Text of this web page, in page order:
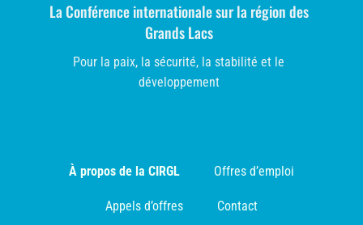
La Conférence internationale sur la région des
Grands Lacs
Pour la paix, la sécurité, la stabilité et le
développement
À propos de la CIRGL Offres d’emploi
Appels d’offres Contact